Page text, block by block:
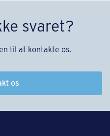
svaret?
til at kontakte os.
os